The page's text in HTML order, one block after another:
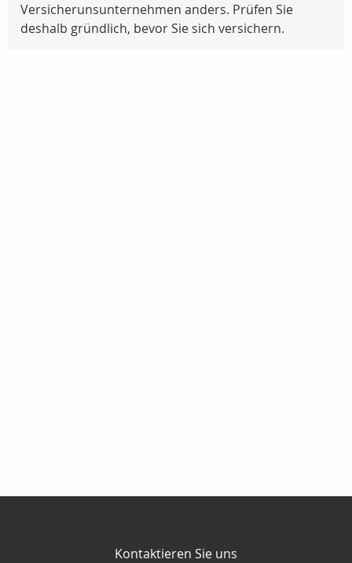
Versicherunsunternehmen anders. Prüfen Sie
deshalb gründlich, bevor Sie sich versichern.
Kontaktieren Sie uns